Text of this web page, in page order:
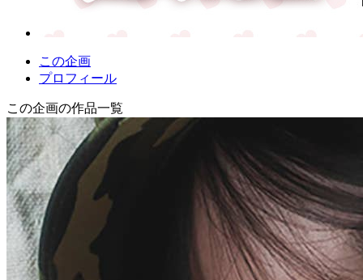
この企画
プロフィール
この企画の作品一覧